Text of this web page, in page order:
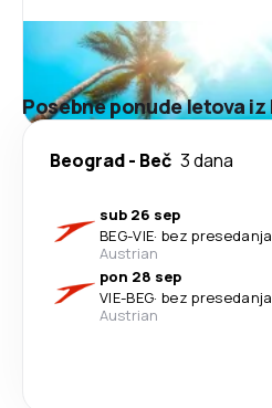
Posebne ponude letova
Beograd- Beč 3 dana
sub 26 sep
BEG-VIE· bez presedanja
Austrian
pon 28 sep
VIE-BEG· bez presedanja
Austrian